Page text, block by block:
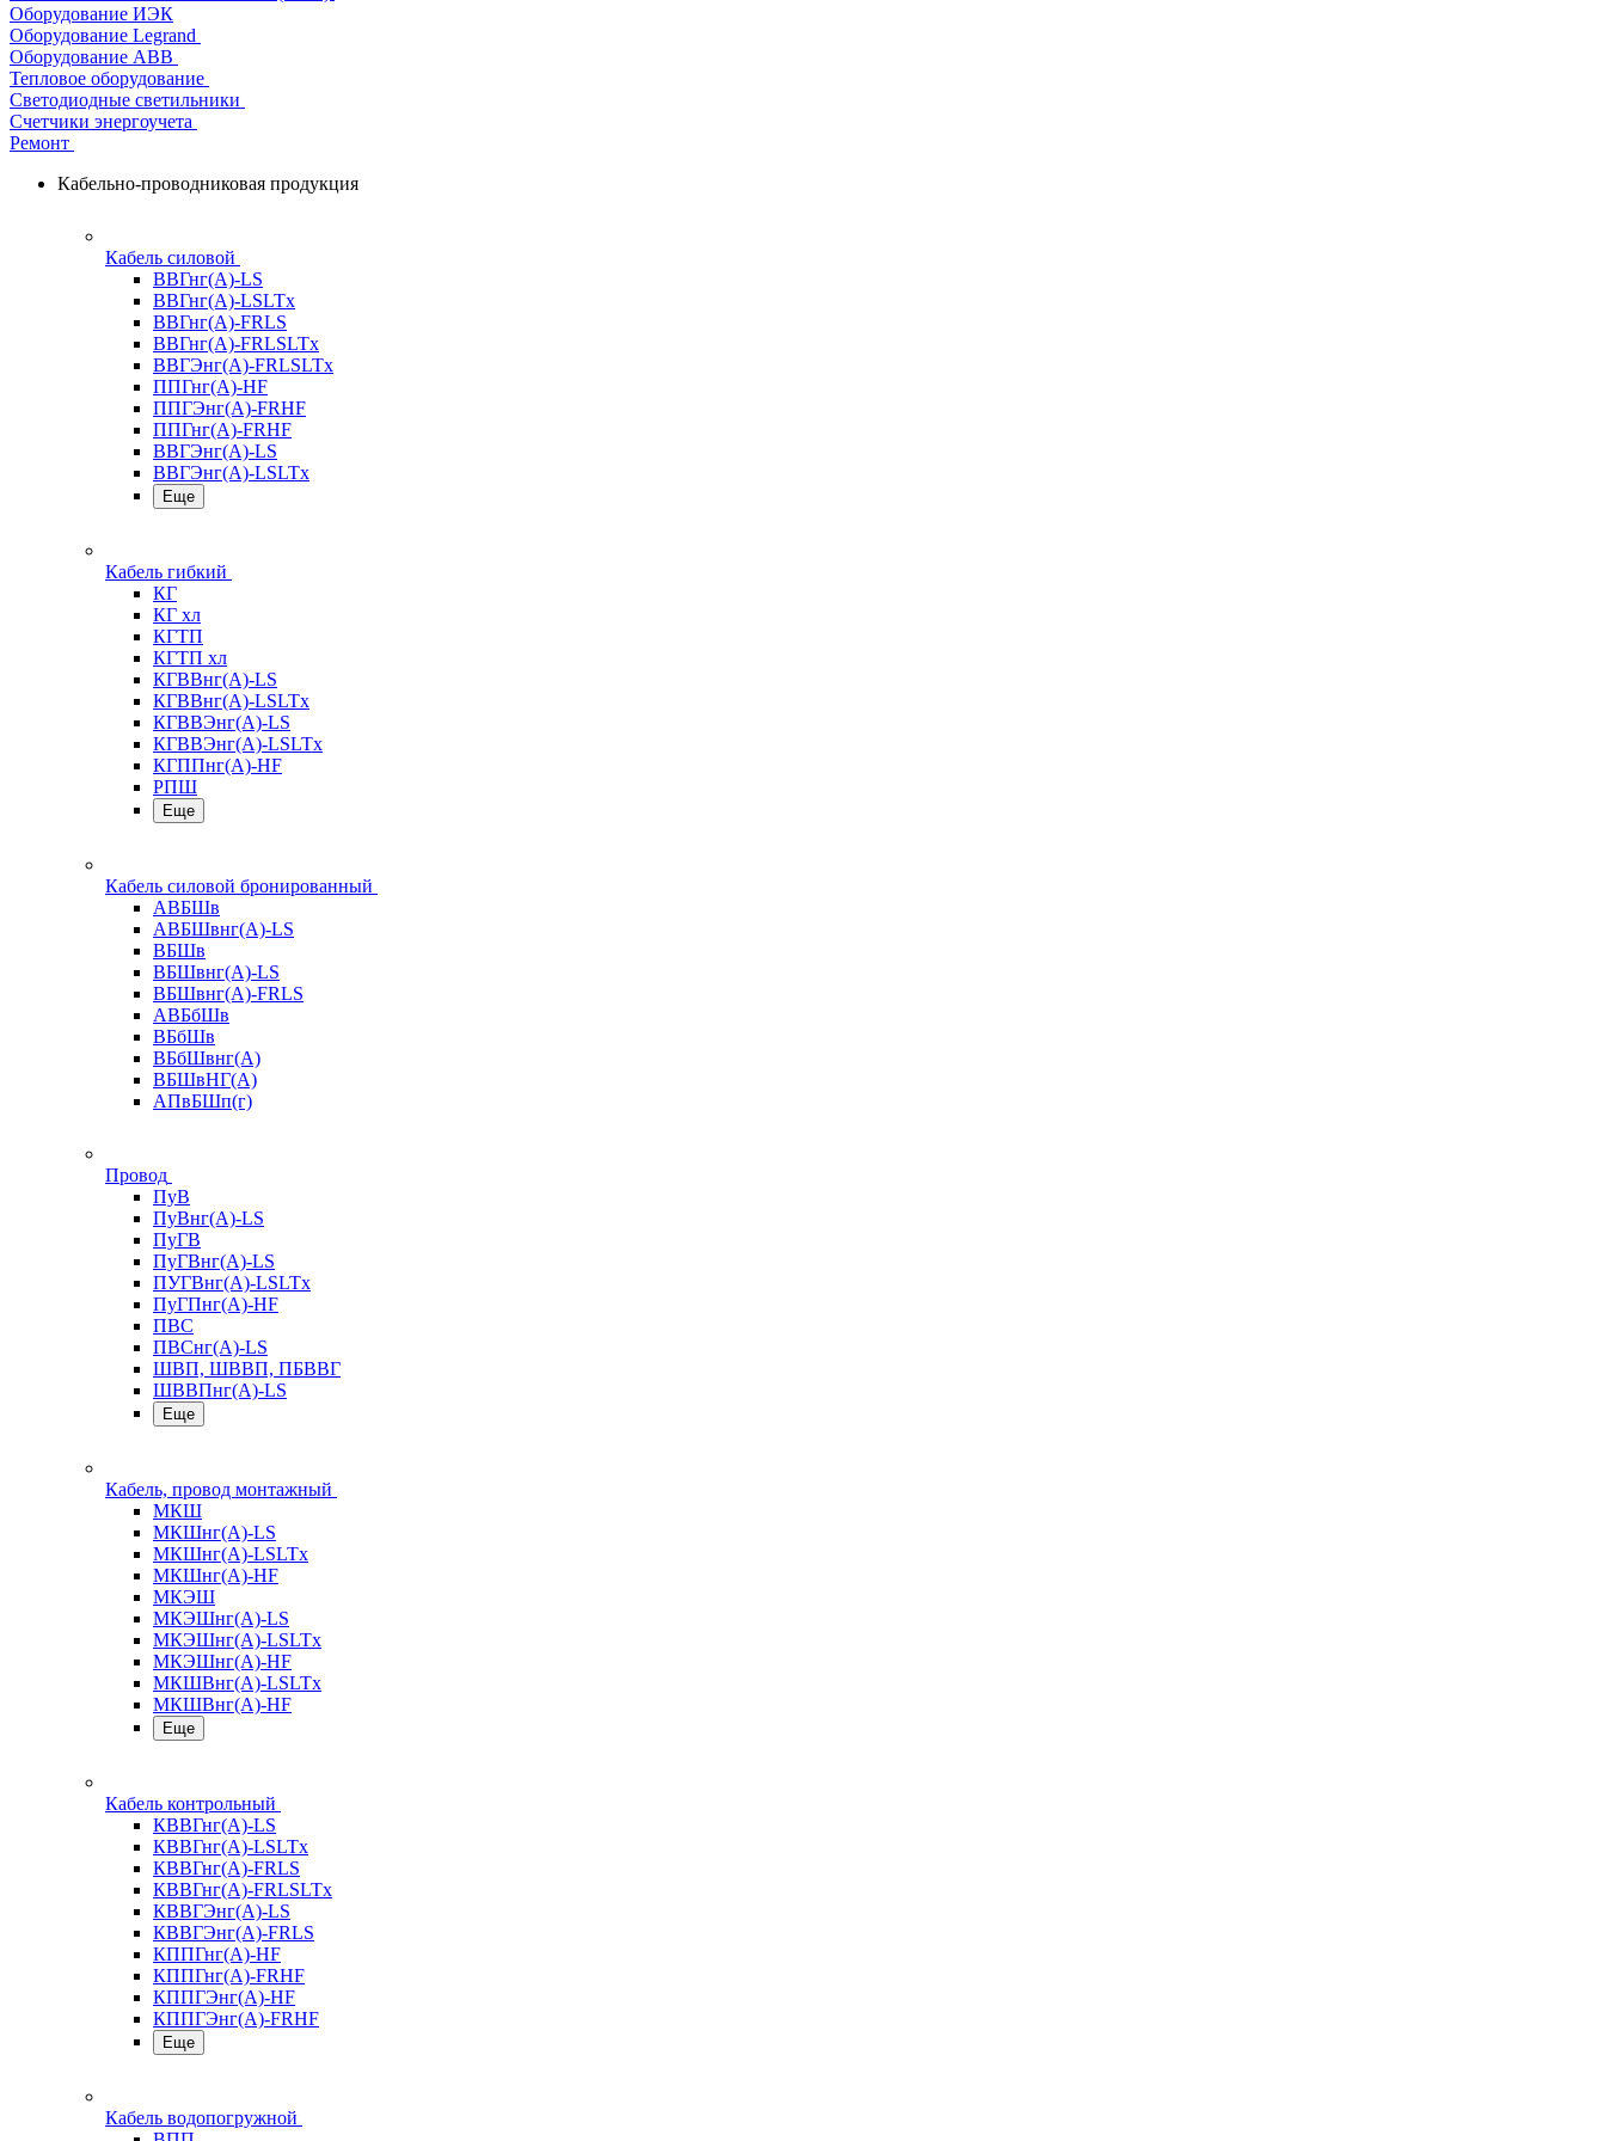
Оборудование ИЭК
Оборудование Legrand
Оборудование АВВ
Тепловое оборудование
Светодиодные светильники
Счетчики энергоучета
Ремонт
Кабельно-проводниковая продукция
Кабель силовой
ВВГнг(А)-LS
ВВГнг(А)-LSLTx
ВВГнг(А)-FRLS
ВВГнг(А)-FRLSLTx
ВВГЭнг(А)-FRLSLTx
ППГнг(А)-HF
ППГЭнг(А)-FRHF
ППГнг(А)-FRHF
ВВГЭнг(А)-LS
ВВГЭнг(А)-LSLTx
Еще
Кабель гибкий
КГ
КГ хл
КГТП
КГТП хл
КГВВнг(А)-LS
КГВВнг(А)-LSLTx
КГВВЭнг(А)-LS
КГВВЭнг(А)-LSLTx
КГППнг(А)-HF
РПШ
Еще
Кабель силовой бронированный
АВБШв
АВБШвнг(А)-LS
ВБШв
ВБШвнг(А)-LS
ВБШвнг(А)-FRLS
АВБбШв
ВБбШв
ВБбШвнг(А)
ВБШвНГ(А)
АПвБШп(г)
Провод
ПуВ
ПуВнг(А)-LS
ПуГВ
ПуГВнг(А)-LS
ПУГВнг(А)-LSLTx
ПуГПнг(А)-HF
ПВС
ПВСнг(А)-LS
ШВП, ШВВП, ПБВВГ
ШВВПнг(А)-LS
Еще
Кабель, провод монтажный
МКШ
МКШнг(А)-LS
МКШнг(А)-LSLTx
МКШнг(А)-HF
МКЭШ
МКЭШнг(А)-LS
МКЭШнг(А)-LSLTx
МКЭШнг(А)-HF
МКШВнг(A)-LSLTx
МКШВнг(А)-HF
Еще
Кабель контрольный
КВВГнг(А)-LS
КВВГнг(А)-LSLTx
КВВГнг(А)-FRLS
КВВГнг(А)-FRLSLTx
КВВГЭнг(А)-LS
КВВГЭнг(А)-FRLS
КППГнг(А)-HF
КППГнг(А)-FRHF
КППГЭнг(А)-HF
КППГЭнг(А)-FRHF
Еще
Кабель водопогружной